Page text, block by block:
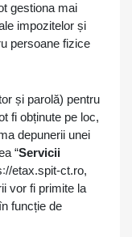
gestiona mai
impozitelor și
persoane fizice
și parolă) pentru
fi obținute pe loc,
depunerii unei
“Servicii
etax.spit-ct.ro,
vor fi primite la
funcție de